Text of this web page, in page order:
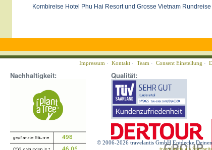
Kombireise Hotel Phu Hai Resort und Grosse Vietnam
Impressum · Kontakt · Team · Consent Einstellung ·
Nachhaltigkeit: Qualität:
© 2006-2026 travelantis GmbH Entdecke
travelantis als